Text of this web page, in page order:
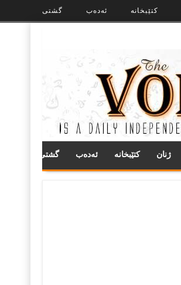
گشتی ئەدەب کتێبخانە
گشتی ئەدەب کتێبخانە ژنان